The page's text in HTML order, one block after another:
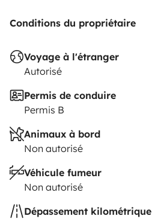
Conditions du propriétaire
Voyage à l'étranger
Autorisé
Permis de conduire
Permis B
Animaux à bord
Non autorisé
Véhicule fumeur
Non autorisé
Dépassement kilométrique